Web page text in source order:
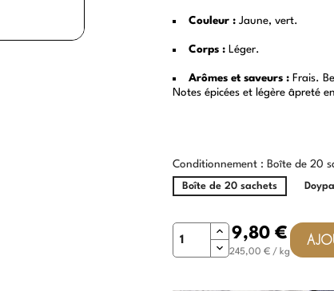
Couleur : Jaune, vert.
Corps : Léger.
Arômes et saveurs : Frais.
Notes épicées et légère âpreté
Conditionnement : Boîte de 20
Boîte de 20 sachets
Quantité 9,80 €
245,00 € / kg